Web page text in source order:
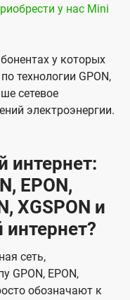
у нас Mini
у которых
технологии GPON,
сетевое
электроэнергии.
интернет:
EPON,
XGSPON и
сеть,
GPON, EPON,
обозначают к